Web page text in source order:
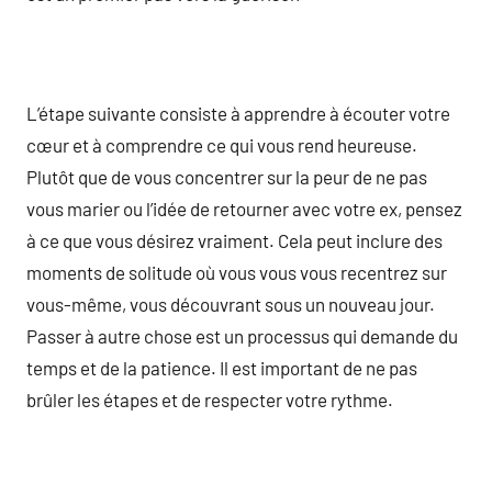
L’étape suivante consiste à apprendre à écouter votre
cœur et à comprendre ce qui vous rend heureuse.
Plutôt que de vous concentrer sur la peur de ne pas
vous marier ou l’idée de retourner avec votre ex, pensez
à ce que vous désirez vraiment. Cela peut inclure des
moments de solitude où vous vous vous recentrez sur
vous-même, vous découvrant sous un nouveau jour.
Passer à autre chose est un processus qui demande du
temps et de la patience. Il est important de ne pas
brûler les étapes et de respecter votre rythme.